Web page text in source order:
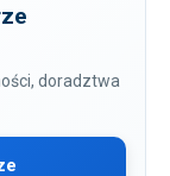
doradztwa